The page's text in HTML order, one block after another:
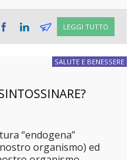
LEGGI TUTTO
SALUTE E BENESSERE
“endogena”
organismo) ed